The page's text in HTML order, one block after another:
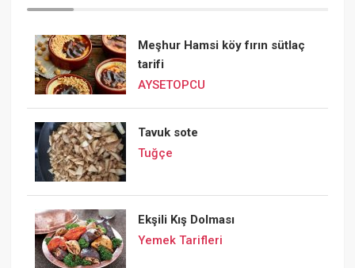
Meşhur Hamsi köy fırın sütlaç
tarifi
AYSETOPCU
Tavuk sote
Tuğçe
Ekşili Kış Dolması
Yemek Tarifleri